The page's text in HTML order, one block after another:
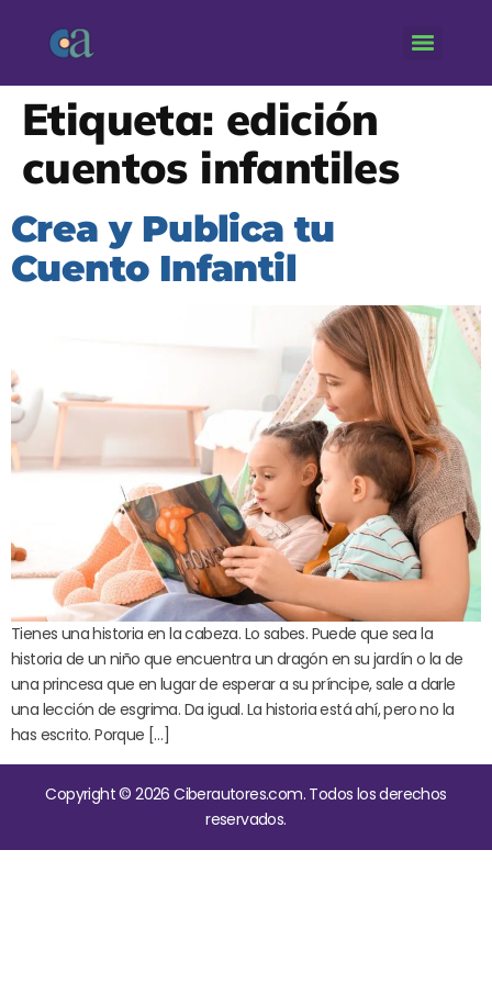
Etiqueta: edición
cuentos infantiles
Crea y Publica tu
Cuento Infantil
Tienes una historia en la cabeza. Lo sabes. Puede que sea la
historia de un niño que encuentra un dragón en su jardín o la de
una princesa que en lugar de esperar a su príncipe, sale a darle
una lección de esgrima. Da igual. La historia está ahí, pero no la
has escrito. Porque […]
Copyright © 2026 Ciberautores.com. Todos los derechos
reservados.